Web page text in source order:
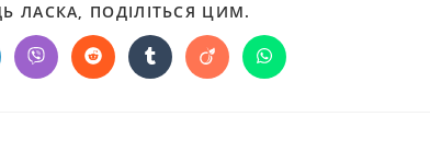
ЛАСКА, ПОДІЛІТЬСЯ ЦИМ.